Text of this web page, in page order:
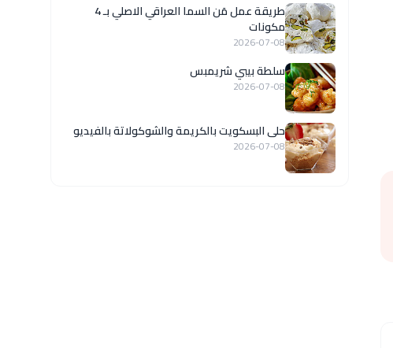
طريقة عمل مَن السما العراقي الاصلي بـ 4
مكونات
2026-07-08
سلطة بيبي شريمبس
2026-07-08
حلى البسكويت بالكريمة والشوكولاتة بالفيديو
2026-07-08